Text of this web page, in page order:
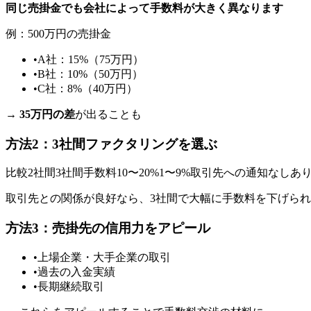
同じ売掛金でも会社によって手数料が大きく異なります
例：500万円の売掛金
•A社：15%（75万円）
•B社：10%（50万円）
•C社：8%（40万円）
→ 35万円の差が出ることも
方法2：3社間ファクタリングを選ぶ
比較2社間3社間手数料10〜20%1〜9%取引先への通知なしあり
取引先との関係が良好なら、3社間で大幅に手数料を下げられ
方法3：売掛先の信用力をアピール
• 上場企業・大手企業の取引
•過去の入金実績
•長期継続取引